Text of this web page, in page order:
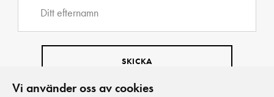
Vi använder oss av cookies